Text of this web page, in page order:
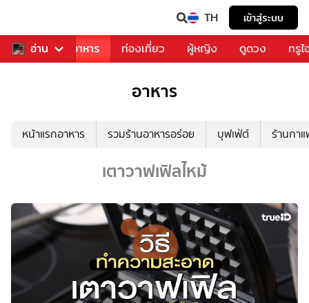
TH เข้าสู่ระบบ
อ่าน
การเพลง อาหาร ท่องเที่ยว ผู้หญิง ดูดวง ทรู
อาหาร
หน้าแรกอาหาร รวมร้านอาหารอร่อย บุฟเฟ่ต์ ร้านกา
เตาวาฟเฟิลไหม้